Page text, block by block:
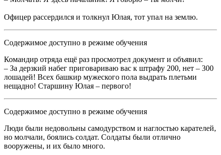
Офицер рассердился и толкнул Юлая, тот упал на землю.
Содержимое доступно в режиме обучения
Командир отряда ещё раз просмотрел документ и объявил:
– За дерзкий набег приговариваю вас к штрафу 200, нет – 300
лошадей! Всех башкир мужеского пола выдрать плетьми
нещадно! Старшину Юлая – первого!
Содержимое доступно в режиме обучения
Люди были недовольны самодурством и наглостью карателей,
но молчали, боялись солдат. Солдаты были отлично
вооружены, и их было много.